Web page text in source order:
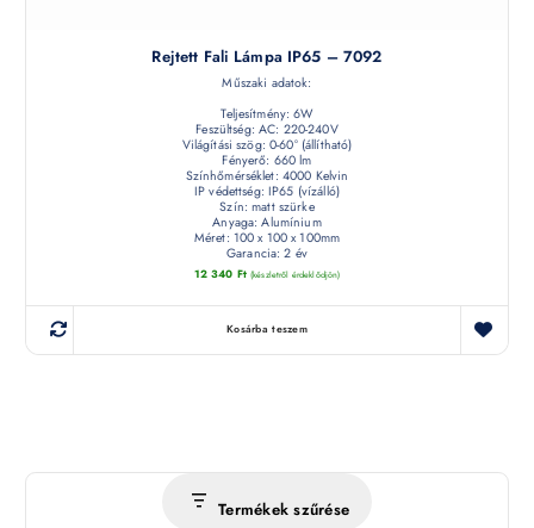
Rejtett Fali Lámpa IP65 – 7092
Műszaki adatok:
Teljesítmény: 6W
Feszültség: AC: 220-240V
Világítási szög: 0-60° (állítható)
Fényerő: 660 lm
Színhőmérséklet: 4000 Kelvin
IP védettség: IP65 (vízálló)
Szín: matt szürke
Anyaga: Alumínium
Méret: 100 x 100 x 100mm
Garancia: 2 év
12 340 Ft (készletről érdeklődjön)
Kosárba teszem
Termékek szűrése